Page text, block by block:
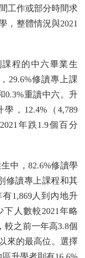
工作或部分時間求
，整體情況與2021
程的中六畢業生
29.6%修讀專上課
0.3%重讀中六。升
，12.4%（4,789
年跌1.9個百分
中，82.6%修讀學
修讀專上課程和其
1,869人到內地升
人數較2021年略
較之前一年高3.8個
來的最高位。選擇